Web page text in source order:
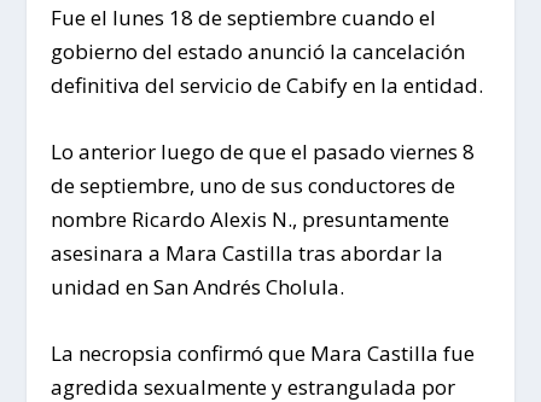
Fue el lunes 18 de septiembre cuando el
gobierno del estado anunció la cancelación
definitiva del servicio de Cabify en la entidad.
Lo anterior luego de que el pasado viernes 8
de septiembre, uno de sus conductores de
nombre Ricardo Alexis N., presuntamente
asesinara a Mara Castilla tras abordar la
unidad en San Andrés Cholula.
La necropsia confirmó que Mara Castilla fue
agredida sexualmente y estrangulada por